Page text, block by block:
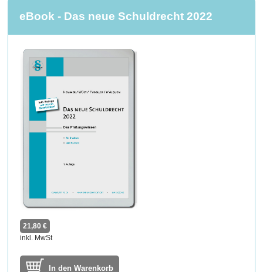
eBook - Das neue Schuldrecht 2022
21,80 €
inkl. MwSt
In den Warenkorb